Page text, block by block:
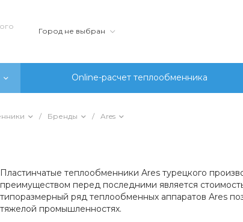
Город не выбран
Online-расчет теплообменника
/ Бренды / Ares
Пластинчатые теплообменники Ares турецкого
преимуществом перед последними является
типоразмерный ряд теплообменных аппаратов Ares
тяжелой промышленностях.